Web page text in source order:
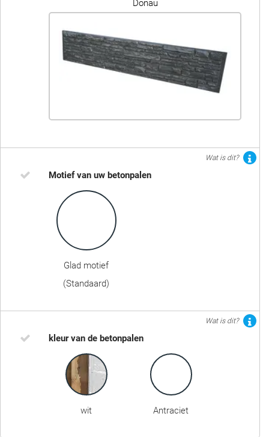
Donau
Wat is dit?
Motief van uw betonpalen
Glad motief
(Standaard)
Wat is dit?
kleur van de betonpalen
wit Antraciet